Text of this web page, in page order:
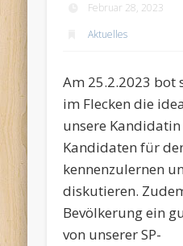
Februar 28, 2023
Aktuelles
Am 25.2.2023 bot
im Flecken die
unsere
Kandidaten für
kennenzulernen
diskutieren.
Bevölkerung ein
von unserer SP-